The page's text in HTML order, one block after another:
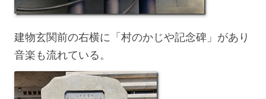
建物玄関前の右横に「村のかじや記念碑」があり
音楽も流れている。